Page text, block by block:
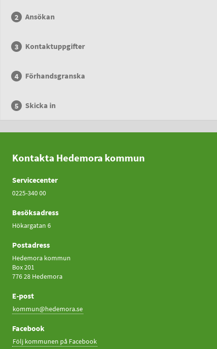
Ansökan
Kontaktuppgifter
Förhandsgranska
Skicka in
Kontakta Hedemora kommun
Servicecenter
0225-340 00
Besöksadress
Hökargatan 6
Postadress
Hedemora kommun
Box 201
776 28 Hedemora
E-post
kommun@hedemora.se
Facebook
Följ kommunen på Facebook